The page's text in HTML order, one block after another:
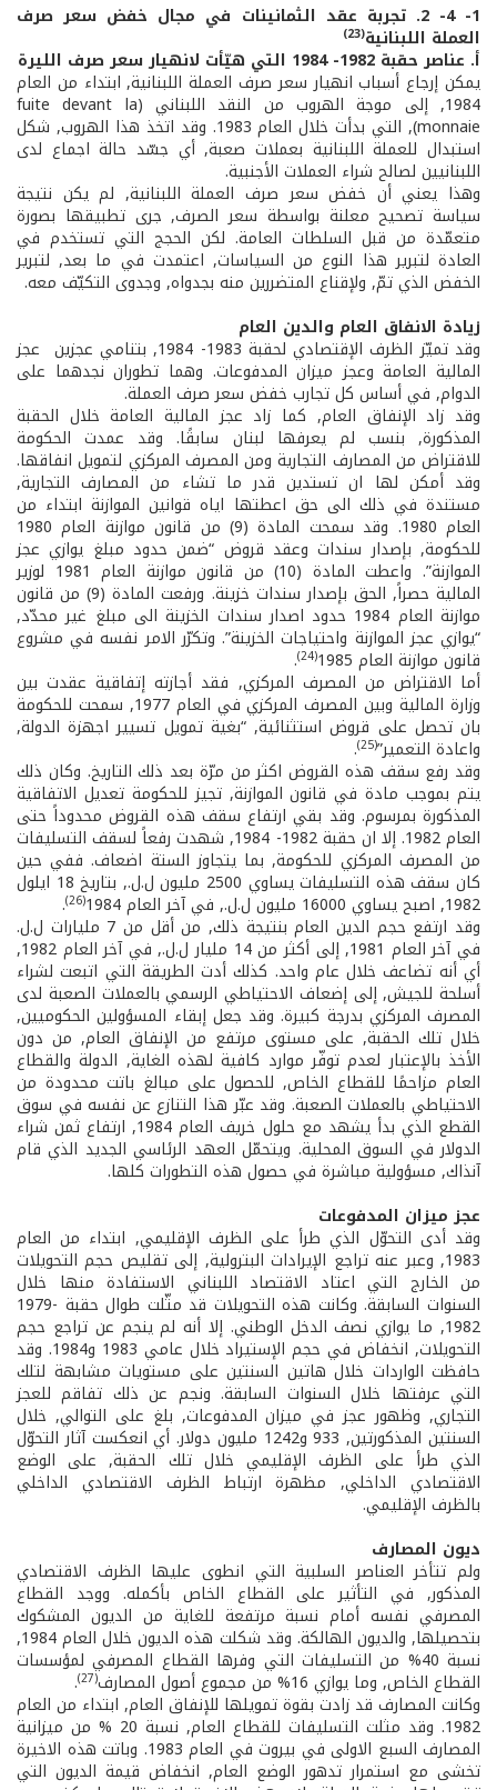
1- ­4- ­2. تجربة عقد الثمانينات في مجال خفض سعر صرف
العملة اللبنانية(23)
أ. عناصر حقبة 1982- ­1984 التي هيّأت لانهيار سعر صرف الليرة
يمكن إرجاع أسباب انهيار سعر صرف العملة اللبنانية, ابتداء من العام
1984, إلى موجة الهروب من النقد اللبناني (fuite devant la
monnaie), التي بدأت خلال العام 1983. وقد اتخذ هذا الهروب, شكل
استبدال للعملة اللبنانية بعملات صعبة, أي جسّد حالة اجماع لدى
اللبنانيين لصالح شراء العملات الأجنبية.
وهذا يعني أن خفض سعر صرف العملة اللبنانية, لم يكن نتيجة
سياسة تصحيح معلنة بواسطة سعر الصرف, جرى تطبيقها بصورة
متعمّدة من قبل السلطات العامة. لكن الحجج التي تستخدم في
العادة لتبرير هذا النوع من السياسات, اعتمدت في ما بعد, لتبرير
الخفض الذي تمّ, ولإقناع المتضررين منه بجدواه, وجدوى التكيّف معه.
زيادة الانفاق العام والدين العام
وقد تميّز الظرف الإقتصادي لحقبة 1983­- 1984, بتنامي عجزين ­ عجز
المالية العامة وعجز ميزان المدفوعات. وهما تطوران نجدهما على
الدوام, في أساس كل تجارب خفض سعر صرف العملة.
وقد زاد الإنفاق العام, كما زاد عجز المالية العامة خلال الحقبة
المذكورة, بنسب لم يعرفها لبنان سابقًا. وقد عمدت الحكومة
للاقتراض من المصارف التجارية ومن المصرف المركزي لتمويل انفاقها.
وقد أمكن لها ان تستدين قدر ما تشاء من المصارف التجارية,
مستندة في ذلك الى حق اعطتها اياه قوانين الموازنة ابتداء من
العام 1980. وقد سمحت المادة (9) من قانون موازنة العام 1980
للحكومة, بإصدار سندات وعقد قروض “ضمن حدود مبلغ يوازي عجز
الموازنة”. واعطت المادة (10) من قانون موازنة العام 1981 لوزير
المالية حصراً, الحق بإصدار سندات خزينة. ورفعت المادة (9) من قانون
موازنة العام 1984 حدود اصدار سندات الخزينة الى مبلغ غير محدّد,
“يوازي عجز الموازنة واحتياجات الخزينة”. وتكرّر الامر نفسه في مشروع
قانون موازنة العام 1985 (24)
.
أما الاقتراض من المصرف المركزي, فقد أجازته إتفاقية عقدت بين
وزارة المالية وبين المصرف المركزي في العام 1977, سمحت للحكومة
بان تحصل على قروض استثنائية, “بغية تمويل تسيير اجهزة الدولة,
واعادة التعمير”(25)
.
وقد رفع سقف هذه القروض اكثر من مرّة بعد ذلك التاريخ. وكان ذلك
يتم بموجب مادة في قانون الموازنة, تجيز للحكومة تعديل الاتفاقية
المذكورة بمرسوم. وقد بقي ارتفاع سقف هذه القروض محدوداً حتى
العام 1982. إلا ان حقبة 1982­- 1984, شهدت رفعاً لسقف التسليفات
من المصرف المركزي للحكومة, بما يتجاوز الستة اضعاف. ففي حين
كان سقف هذه التسليفات يساوي 2500 مليون ل.ل., بتاريخ 18 ايلول
1982, اصبح يساوي 16000 مليون ل.ل., في آخر العام 1984 (26)
.
وقد ارتفع حجم الدين العام بنتيجة ذلك, من أقل من 7 مليارات ل.ل.
في آخر العام 1981, إلى أكثر من 14 مليار ل.ل., في آخر العام 1982,
أي أنه تضاعف خلال عام واحد. كذلك أدت الطريقة التي اتبعت لشراء
أسلحة للجيش, إلى إضعاف الاحتياطي الرسمي بالعملات الصعبة لدى
المصرف المركزي بدرجة كبيرة. وقد جعل إبقاء المسؤولين الحكوميين,
خلال تلك الحقبة, على مستوى مرتفع من الإنفاق العام, من دون
الأخذ بالإعتبار لعدم توفّر موارد كافية لهذه الغاية, الدولة والقطاع
العام مزاحمًا للقطاع الخاص, للحصول على مبالغ باتت محدودة من
الاحتياطي بالعملات الصعبة. وقد عبّر هذا التنازع عن نفسه في سوق
القطع الذي بدأ يشهد مع حلول خريف العام 1984, ارتفاع ثمن شراء
الدولار في السوق المحلية. ويتحمّل العهد الرئاسي الجديد الذي قام
آنذاك, مسؤولية مباشرة في حصول هذه التطورات كلها.
عجز ميزان المدفوعات
وقد أدى التحوّل الذي طرأ على الظرف الإقليمي, ابتداء من العام
1983, وعبر عنه تراجع الإيرادات البترولية, إلى تقليص حجم التحويلات
من الخارج التي اعتاد الاقتصاد اللبناني الاستفادة منها خلال
السنوات السابقة. وكانت هذه التحويلات قد مثّلت طوال حقبة 1979­
1982, ما يوازي نصف الدخل الوطني. إلا أنه لم ينجم عن تراجع حجم
التحويلات, انخفاض في حجم الإستيراد خلال عامي 1983 و1984. وقد
حافظت الواردات خلال هاتين السنتين على مستويات مشابهة لتلك
التي عرفتها خلال السنوات السابقة. ونجم عن ذلك تفاقم للعجز
التجاري, وظهور عجز في ميزان المدفوعات, بلغ على التوالي, خلال
السنتين المذكورتين, 933 و1242 مليون دولار. أي انعكست آثار التحوّل
الذي طرأ على الظرف الإقليمي خلال تلك الحقبة, على الوضع
الاقتصادي الداخلي, مظهرة ارتباط الظرف الاقتصادي الداخلي
بالظرف الإقليمي.
ديون المصارف
ولم تتأخر العناصر السلبية التي انطوى عليها الظرف الاقتصادي
المذكور, في التأثير على القطاع الخاص بأكمله. ووجد القطاع
المصرفي نفسه أمام نسبة مرتفعة للغاية من الديون المشكوك
بتحصيلها, والديون الهالكة. وقد شكلت هذه الديون خلال العام 1984,
نسبة 40% من التسليفات التي وفرها القطاع المصرفي لمؤسسات
القطاع الخاص, وما يوازي 16% من مجموع أصول المصارف (27)
.
وكانت المصارف قد زادت بقوة تمويلها للإنفاق العام, ابتداء من العام
1982. وقد مثلت التسليفات للقطاع العام, نسبة 20 % من ميزانية
المصارف السبع الاولى في بيروت في العام 1983. وباتت هذه الاخيرة
تخشى مع استمرار تدهور الوضع العام, انخفاض قيمة الديون التي